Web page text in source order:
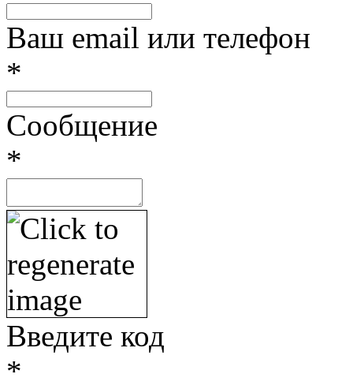
Ваш email или телефон
*
Сообщение
*
Введите код
*